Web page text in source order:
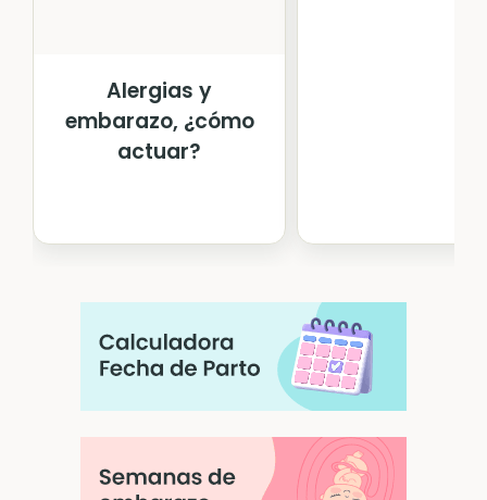
Alergias y
embarazo, ¿cómo
actuar?